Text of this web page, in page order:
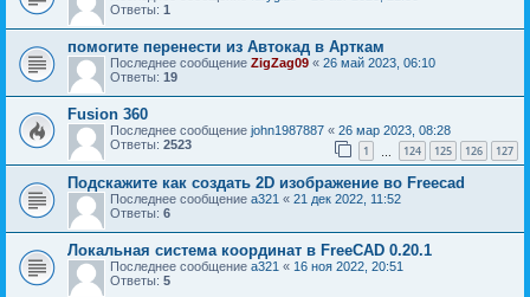
Ответы: 1
помогите перенести из Автокад в Арткам
Последнее сообщение ZigZag09 « 26 май 2023, 06:10
Ответы: 19
Fusion 360
Последнее сообщение john1987887 « 26 мар 2023, 08:28
Ответы: 2523 1 124 125 126 127
Подскажите как создать 2D изображение во Freecad
Последнее сообщение a321 « 21 дек 2022, 11:52
Ответы: 6
Локальная система координат в FreeCAD 0.20.1
Последнее сообщение a321 « 16 ноя 2022, 20:51
Ответы: 5